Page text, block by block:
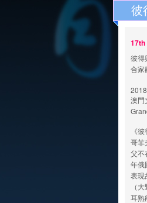
彼
17th
彼得
合家
澳門
《
哥菲
父不
年俄
表現
（
耳熟